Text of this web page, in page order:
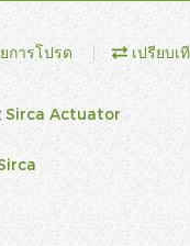
การโปรด เปรียบเ
Sirca Actuator